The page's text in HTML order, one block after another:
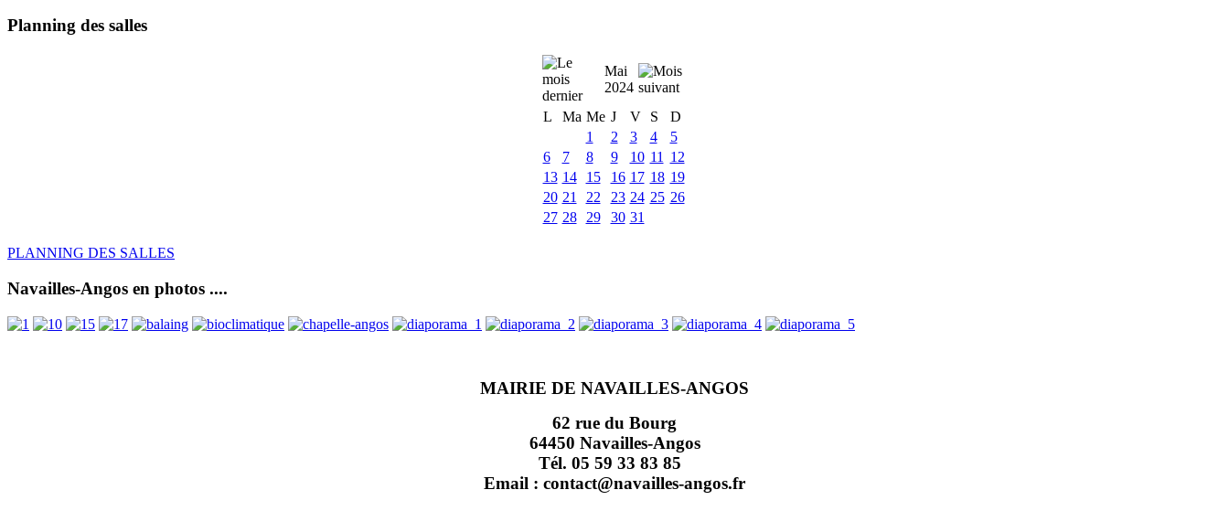
Planning des salles
Mai
2024
L
Ma Me J V S
D
1
2 3 4
5
6
7 8 9 10 11
12
13 14 15 16 17 18 19
20 21 22 23 24 25 26
27 28 29 30 31
PLANNING DES SALLES
Navailles-Angos en photos ....
MAIRIE DE NAVAILLES-ANGOS
62 rue du Bourg
64450 Navailles-Angos
Tél. 05 59 33 83 85
Email : contact@navailles-angos.fr